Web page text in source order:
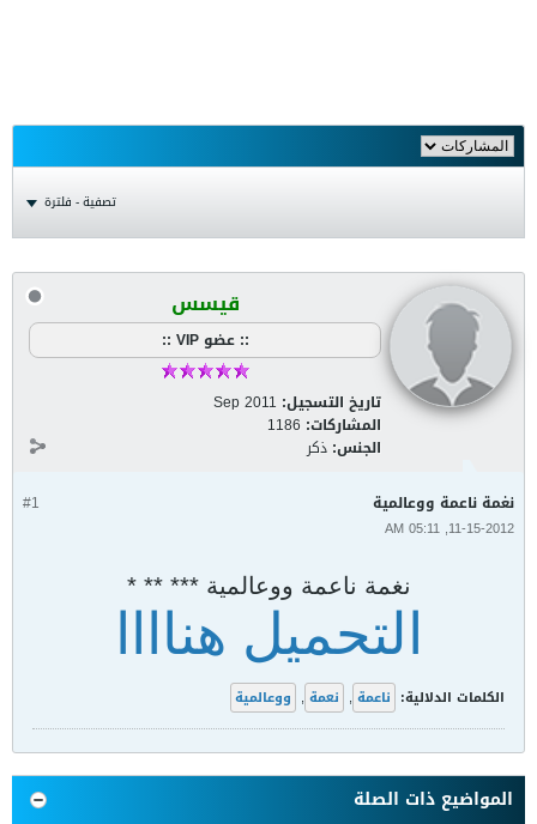
تصفية - فلترة
قيسس
:: عضو VIP ::
تاريخ التسجيل: Sep 2011
المشاركات: 1186
الجنس: ذكر
#1 نغمة ناعمة ووعالمية
11-15-2012, 05:11 AM
نغمة ناعمة ووعالمية *** ** *
التحميل هناااا
الكلمات الدلالية: ناعمة , نعمة , ووعالمية
المواضيع ذات الصلة